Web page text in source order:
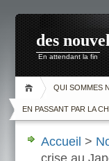
des
En attendant la fin
QUI SOMMES
EN PASSANT PAR LA
Accueil >
crise au